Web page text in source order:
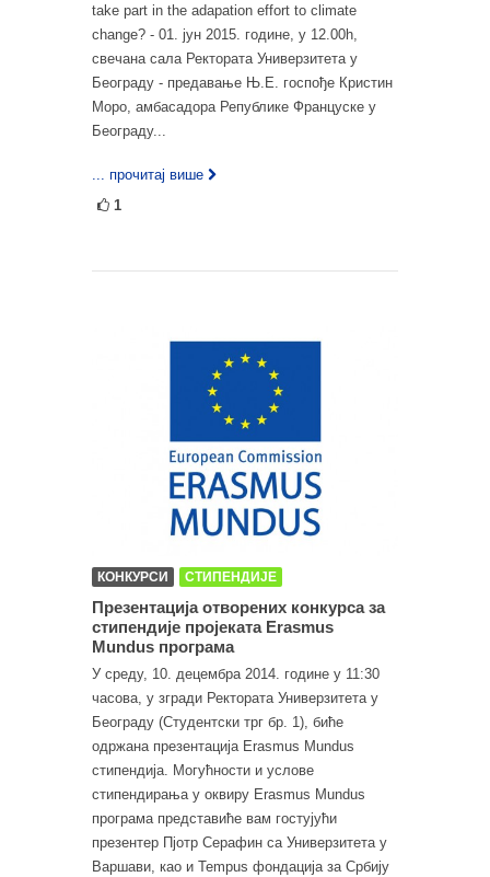
take part in the adapation effort to climate
change? - 01. јун 2015. године, у 12.00h,
свечана сала Ректората Универзитета у
Београду - предавање Њ.Е. госпође Кристин
Моро, амбасадора Републике Француске у
Београду...
... прочитај више
1
КОНКУРСИ СТИПЕНДИЈЕ
Презентација отворених конкурса за
стипендије пројеката Erasmus
Mundus програма
У среду, 10. децембра 2014. године у 11:30
часова, у згради Ректората Универзитета у
Београду (Студентски трг бр. 1), биће
одржана презентација Erasmus Mundus
стипендија. Могућности и услове
стипендирања у оквиру Erasmus Mundus
програма представиће вам гостујући
презентер Пјотр Серафин са Универзитета у
Варшави, као и Tempus фондација за Србију